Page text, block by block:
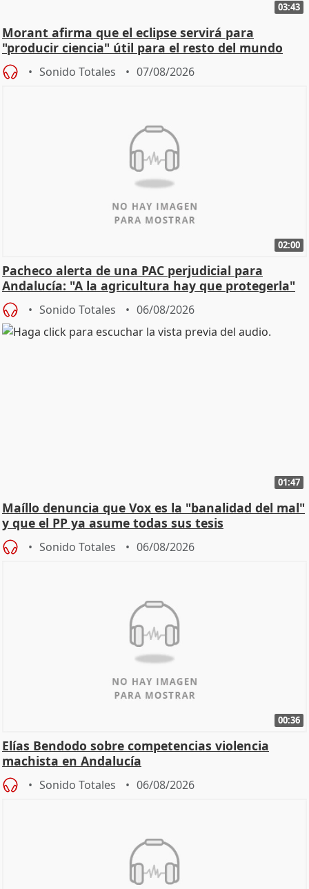
03:43
Morant afirma que el eclipse servirá para
"producir ciencia" útil para el resto del mundo
Sonido Totales 07/08/2026
02:00
Pacheco alerta de una PAC perjudicial para
Andalucía: "A la agricultura hay que protegerla"
Sonido Totales 06/08/2026
01:47
Maíllo denuncia que Vox es la "banalidad del mal"
y que el PP ya asume todas sus tesis
Sonido Totales 06/08/2026
00:36
Elías Bendodo sobre competencias violencia
machista en Andalucía
Sonido Totales 06/08/2026